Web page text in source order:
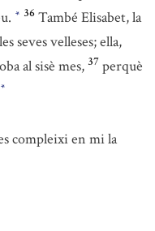
* 36 També Elisabet, la
seves velleses; ella,
al sisè mes, 37 perquè
*
compleixi en mi la